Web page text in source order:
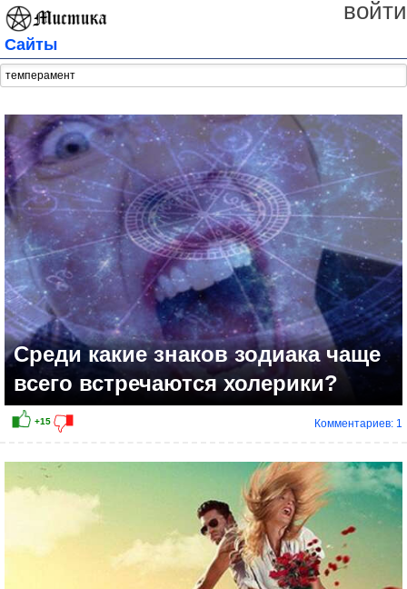
войти
Сайты
Среди какие знаков зодиака чаще
всего встречаются холерики?
Комментариев: 1